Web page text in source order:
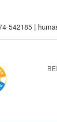
542185 |